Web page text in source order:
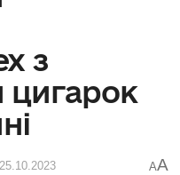
з
цигарок
25.10.2023 AA